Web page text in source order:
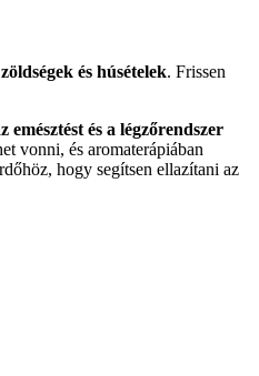
és húsételek. Frissen
emésztést és a légzőrendszer
vonni, és aromaterápiában
hogy segítsen ellazítani az